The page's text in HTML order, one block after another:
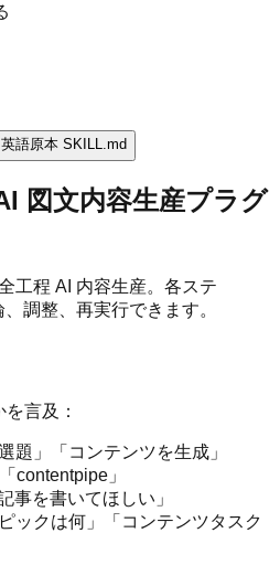
語原本 SKILL.md
図文内容生産プラグ
工程 AI 内容生産。各ステ
調整、再実行できます。
言及：
題」「コンテンツを生成」
contentpipe」
事を書いてほしい」
ックは何」「コンテンツタスク